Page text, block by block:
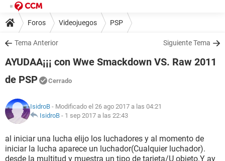
Foros Videojuegos PSP
Tema Anterior Siguiente Tema
AYUDAA¡¡¡ con Wwe Smackdown VS. Raw 2011
de PSP
Cerrado
IsidroB - Modificado el 26 ago 2017 a las 04:21
IsidroB - 1 sep 2017 a las 22:43
al iniciar una lucha elijo los luchadores y al momento de
iniciar la lucha aparece un luchador(Cualquier luchador).
desde la multitud y muestra un tipo de tarjeta/U objeto.Y ay